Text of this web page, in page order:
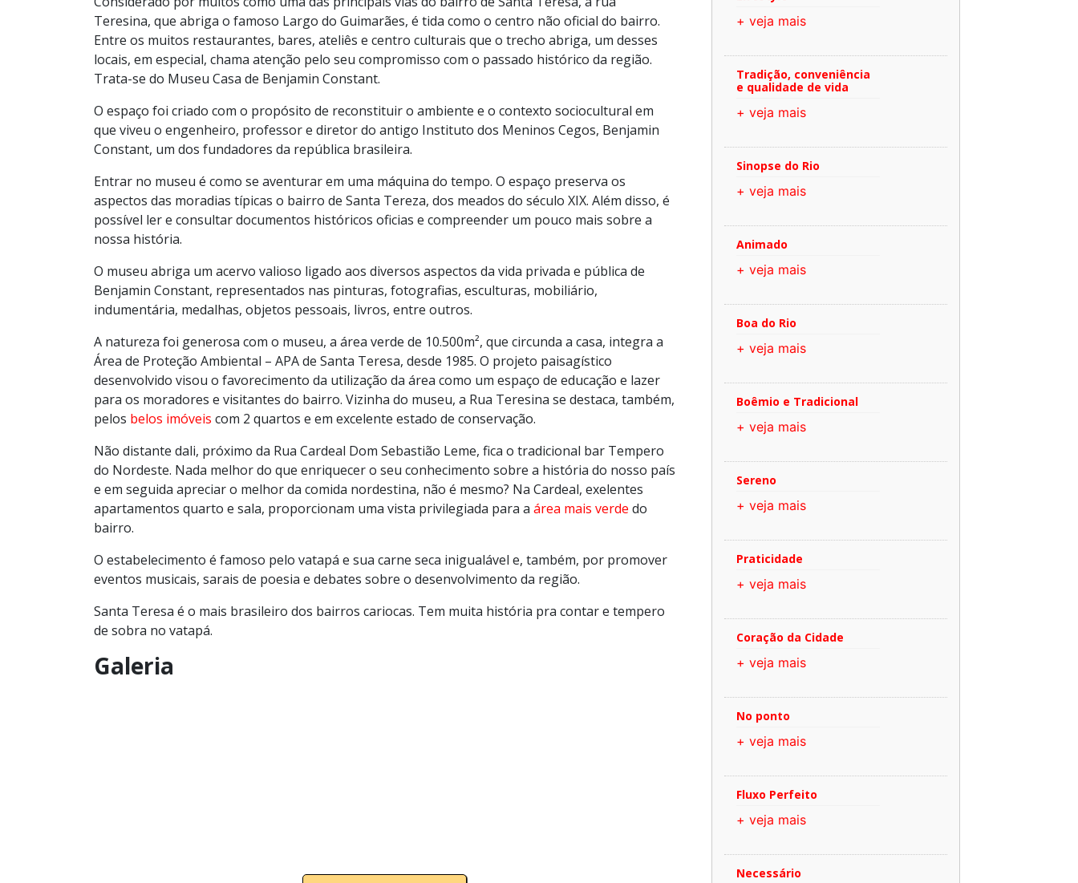
Teresina, que abriga o famoso Largo do Guimarães, é tida como o centro não oficial do bairro.
Entre os muitos restaurantes, bares, ateliês e centro culturais que o trecho abriga, um desses
locais, em especial, chama atenção pelo seu compromisso com o passado histórico da região.
Trata-se do Museu Casa de Benjamin Constant.
O espaço foi criado com o propósito de reconstituir o ambiente e o contexto sociocultural em
que viveu o engenheiro, professor e diretor do antigo Instituto dos Meninos Cegos, Benjamin
Constant, um dos fundadores da república brasileira.
Entrar no museu é como se aventurar em uma máquina do tempo. O espaço preserva os
aspectos das moradias típicas o bairro de Santa Tereza, dos meados do século XIX. Além disso, é
possível ler e consultar documentos históricos oficias e compreender um pouco mais sobre a
nossa história.
O museu abriga um acervo valioso ligado aos diversos aspectos da vida privada e pública de
Benjamin Constant, representados nas pinturas, fotografias, esculturas, mobiliário,
indumentária, medalhas, objetos pessoais, livros, entre outros.
A natureza foi generosa com o museu, a área verde de 10.500m², que circunda a casa, integra a
Área de Proteção Ambiental – APA de Santa Teresa, desde 1985. O projeto paisagístico
desenvolvido visou o favorecimento da utilização da área como um espaço de educação e lazer
para os moradores e visitantes do bairro. Vizinha do museu, a Rua Teresina se destaca, também,
pelos belos imóveis com 2 quartos e em excelente estado de conservação.
Não distante dali, próximo da Rua Cardeal Dom Sebastião Leme, fica o tradicional bar Tempero
do Nordeste. Nada melhor do que enriquecer o seu conhecimento sobre a história do nosso país
e em seguida apreciar o melhor da comida nordestina, não é mesmo? Na Cardeal, exelentes
apartamentos quarto e sala, proporcionam uma vista privilegiada para a área mais verde do
bairro.
O estabelecimento é famoso pelo vatapá e sua carne seca inigualável e, também, por promover
eventos musicais, sarais de poesia e debates sobre o desenvolvimento da região.
Santa Teresa é o mais brasileiro dos bairros cariocas. Tem muita história pra contar e tempero
de sobra no vatapá.
Galeria
+ veja mais
Tradição, conveniência
e qualidade de vida
+ veja mais
Sinopse do Rio
+ veja mais
Animado
+ veja mais
Boa do Rio
+ veja mais
Boêmio e Tradicional
+ veja mais
Sereno
+ veja mais
Praticidade
+ veja mais
Coração da Cidade
+ veja mais
No ponto
+ veja mais
Fluxo Perfeito
+ veja mais
Necessário